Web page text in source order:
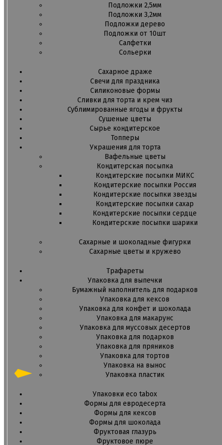
Подложки 2,5мм
Подложки 3,2мм
Подложки дерево
Подложки от 10шт
Салфетки
Сольерки
Сахарное драже
Свечи для праздника
Силиконовые формы
Сливки для торта и крем чиз
Сублимированные ягоды и фрукты
Сушеные цветы
Сырье кондитерское
Топперы
Украшения для торта
Вафельные цветы
Кондитерская посыпка
Кондитерские посыпки МИКС
Кондитерские посыпки Россия
Кондитерские посыпки звезды
Кондитерские посыпки сахар
Кондитерские посыпки сердце
Кондитерские посыпки шарики
Сахарные и шоколадные фигурки
Сахарные цветы и кружево
Трафареты
Упаковка для выпечки
Бумажный наполнитель для подарков
Упаковка для кексов
Упаковка для конфет и шоколада
Упаковка для макарунс
Упаковка для муссовых десертов
Упаковка для подарков
Упаковка для пряников
Упаковка для тортов
Упаковка на вынос
Упаковка пластик
Упаковки eco tabox
Формы для евродесерта
Формы для кексов
Формы для шоколада
Фруктовая глазурь
Фруктовое пюре